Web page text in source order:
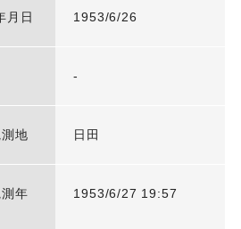
月日 1953/6/26
-
地 日田
年
1953/6/27 19:57